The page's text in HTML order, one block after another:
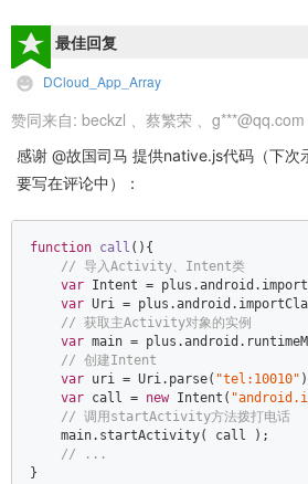
最佳回复
DCloud_App_Array
赞同来自: beckzl 、 蔡繁荣 、 g***@qq.com
感谢 @故国司马 提供native.js代码（下次
要写在评论中）：
function call ( ) {
// 导入Activity、Intent类
var Intent =
var Uri =
// 获取主Activity对象的实例
var main =
// 创建Intent
var uri = Uri.parse( "tel:10010"
var call = new Intent(
// 调用startActivity方法拨打电话
    main.startActivity( call );
// ...
}